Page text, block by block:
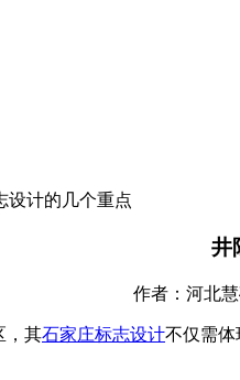
设计的几个重点
井
作者：河北
，其石家庄标志设计不仅需体